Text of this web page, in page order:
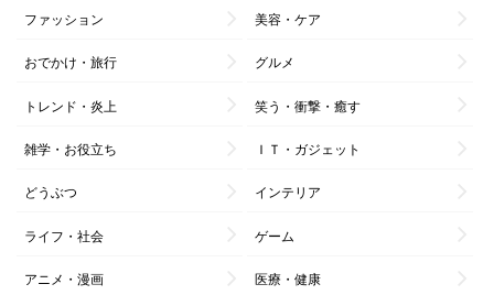
ファッション 美容・ケア
おでかけ・旅行 グルメ
トレンド・炎上 笑う・衝撃・癒す
雑学・お役立ち ＩＴ・ガジェット
どうぶつ インテリア
ライフ・社会 ゲーム
アニメ・漫画 医療・健康